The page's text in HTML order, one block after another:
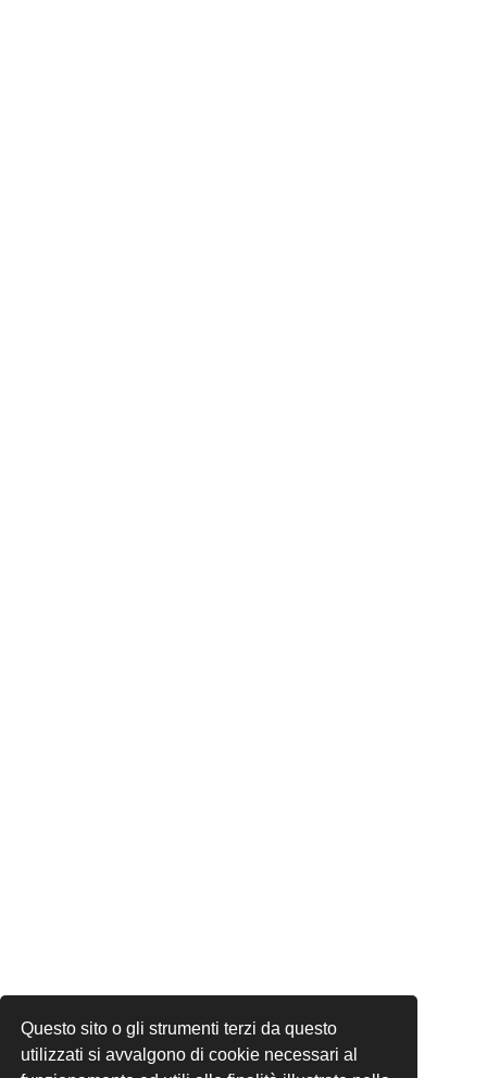
Questo sito o gli strumenti terzi da questo
utilizzati si avvalgono di cookie necessari al